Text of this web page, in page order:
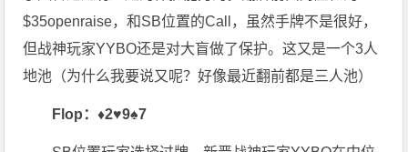
$35openraise，和SB位置的Call，虽然手牌不是很好，
但战神玩家YYBO还是对大盲做了保护。这又是一个3人
地池（为什么我要说又呢？好像最近翻前都是三人池）
Flop：♦2♥9♠7